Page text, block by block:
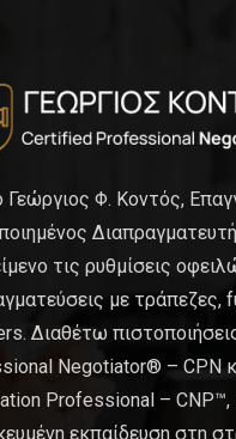
Γεώργιος Φ. Κοντός,
τις ρυθμίσεις
με τράπεζες,
Διαθέτω
Negotiator® – CPN
Professional – CNP™,
εκπαίδευση στη